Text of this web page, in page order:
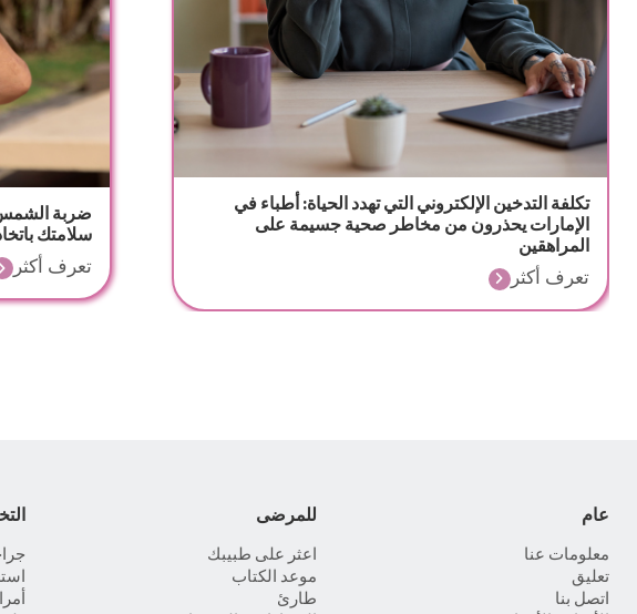
ضربة
سلامتك
تعرف أكثر
تكلفة التدخين الإلكتروني التي تهدد الحياة: أطباء في
الإمارات يحذرون من مخاطر صحية جسيمة على
المراهقين
تعرف أكثر
عام
معلومات عنا
تعليق
اتصل بنا
للمرضى
اعثر على طبيبك
موعد الكتاب
طارئ